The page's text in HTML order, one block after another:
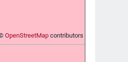
OpenStreetMapcontributors